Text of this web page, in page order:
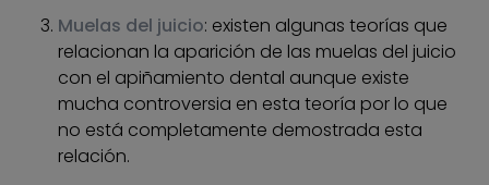
Muelas del juicio: existen algunas teorías que
relacionan la aparición de las muelas del juicio
con el apiñamiento dental aunque existe
mucha controversia en esta teoría por lo que
no está completamente demostrada esta
relación.